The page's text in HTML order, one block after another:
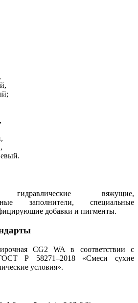
гидравлические вяжущие,
заполнители, специальные
добавки и пигменты.
CG2 WA в соответствии с
Р 58271–2018 «Смеси сухие
условия».